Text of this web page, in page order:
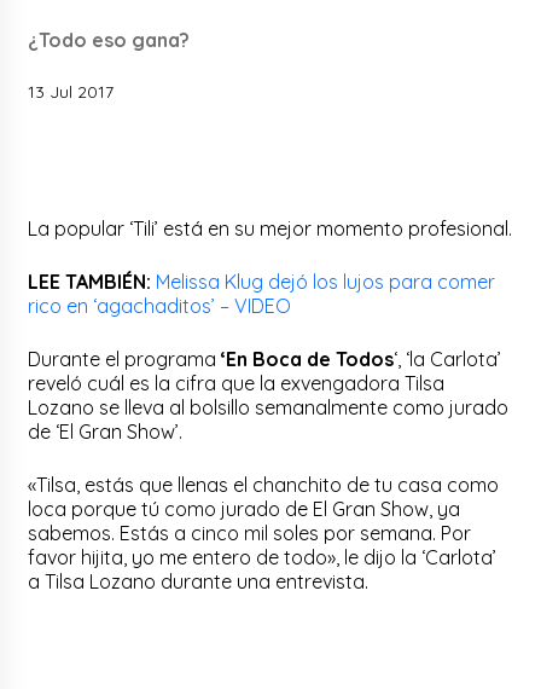
¿Todo eso gana?
13 Jul 2017
La popular ‘Tili’ está en su mejor momento profesional.
LEE TAMBIÉN: Melissa Klug dejó los lujos para comer
rico en ‘agachaditos’ – VIDEO
Durante el programa ‘En Boca de Todos‘, ‘la Carlota’
reveló cuál es la cifra que la exvengadora Tilsa
Lozano se lleva al bolsillo semanalmente como jurado
de ‘El Gran Show’.
«Tilsa, estás que llenas el chanchito de tu casa como
loca porque tú como jurado de El Gran Show, ya
sabemos. Estás a cinco mil soles por semana. Por
favor hijita, yo me entero de todo», le dijo la ‘Carlota’
a Tilsa Lozano durante una entrevista.